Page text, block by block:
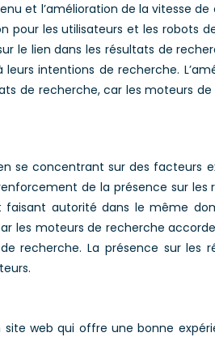
et l’amélioration de la vitesse
les utilisateurs et les robots
le lien dans les résultats de
intentions de recherche.
de recherche, car les moteurs
se concentrant sur des facteurs
de la présence sur les
faisant autorité dans le même
les moteurs de recherche
recherche. La présence sur les
web qui offre une bonne